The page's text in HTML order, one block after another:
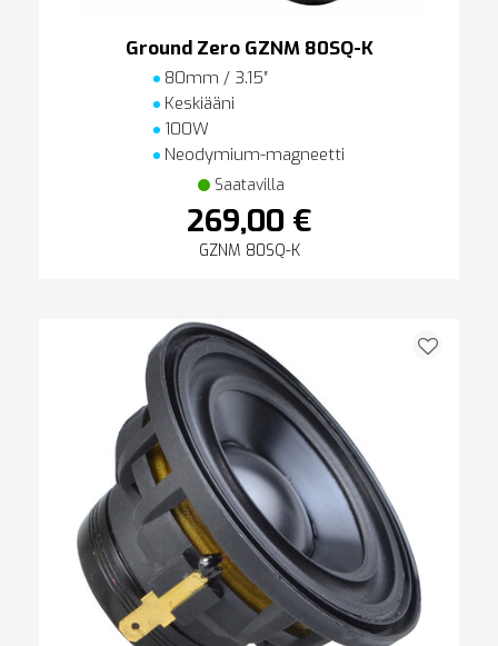
Ground Zero GZNM 80SQ-K
80mm / 3.15″
Keskiääni
100W
Neodymium-magneetti
Saatavilla
269,00 €
GZNM 80SQ-K